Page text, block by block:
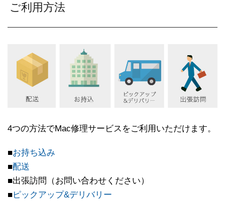
ご利用方法
4つの方法でMac修理サービスをご利用いただけます。
■お持ち込み
■配送
■出張訪問（お問い合わせください）
■ピックアップ&デリバリー